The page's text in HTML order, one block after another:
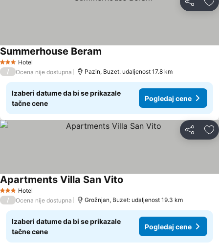
Deli
3 Zvezdice
Hotel
Summerhouse Beram
/ Ocena nije dostupna Pazin, Buzet: udaljenost 17.8 km
Izaberi datume da bi se prikazale
tačne cene
Pogledaj cene
Deli
3 Zvezdice
Hotel
Apartments Villa San Vito
/ Ocena nije dostupna Grožnjan, Buzet: udaljenost 19.3 km
Izaberi datume da bi se prikazale
tačne cene
Pogledaj cene